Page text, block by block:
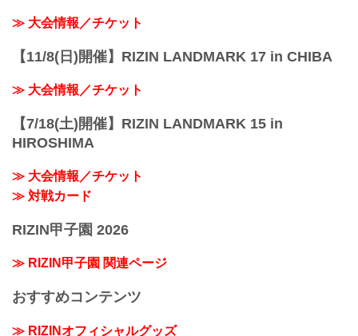
≫ 大会情報／チケット
【11/8(日)開催】RIZIN LANDMARK 17 in CHIBA
≫ 大会情報／チケット
【7/18(土)開催】RIZIN LANDMARK 15 in
HIROSHIMA
≫ 大会情報／チケット
≫ 対戦カード
RIZIN甲子園 2026
≫ RIZIN甲子園 関連ページ
おすすめコンテンツ
≫ RIZINオフィシャルグッズ